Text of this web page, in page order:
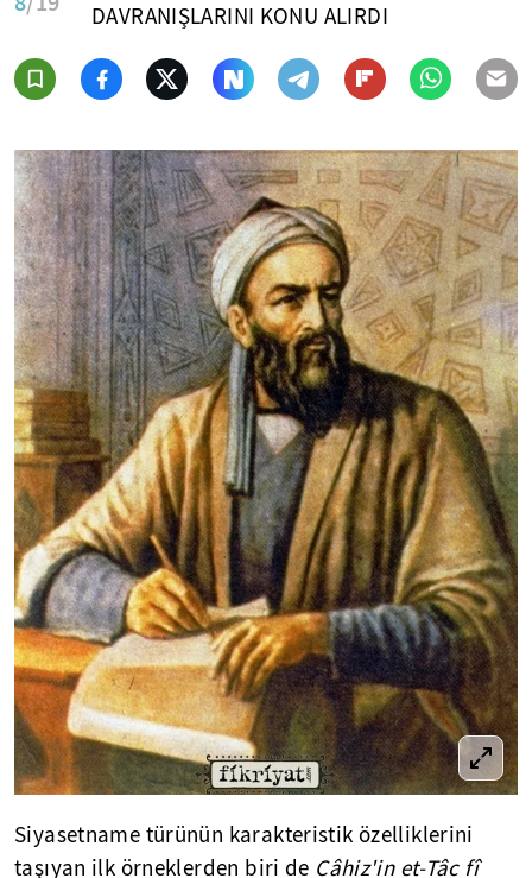
DAVRANIŞLARINI KONU ALIRDI
Siyasetname türünün karakteristik özelliklerini
taşıyan ilk örneklerden biri de Câhiz'in et-Tâc fî